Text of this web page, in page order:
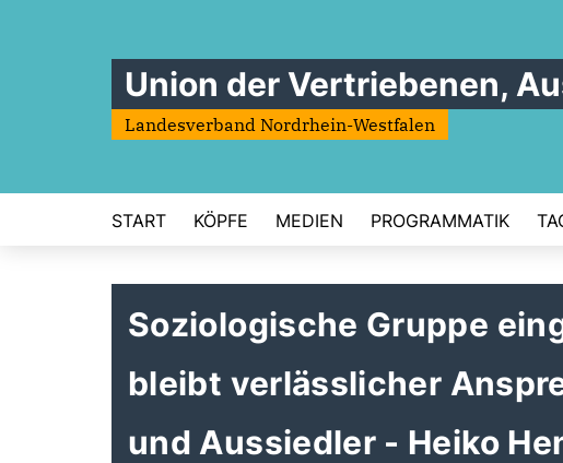
Union der Vertriebenen,
Landesverband Nordrhein-Westfalen
START KÖPFE MEDIEN PROGRAMMATIK
Soziologische Gruppe
bleibt verlässlicher
und Aussiedler - Heiko